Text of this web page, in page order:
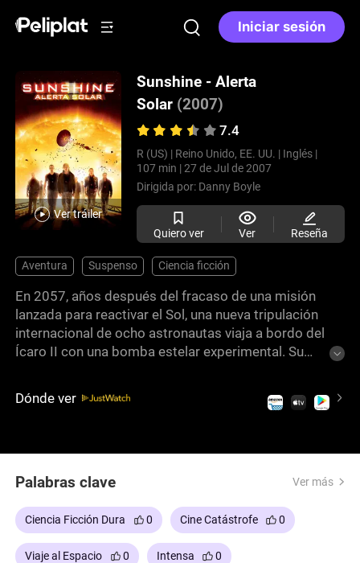
Iniciar sesión
Ver tráiler
Sunshine - Alerta
Solar (2007)
7.4
R (US) | Reino Unido, EE. UU. | Inglés |
107 min | 27 de Jul de 2007
Dirigida por: Danny Boyle
Quiero ver Ver Reseña
Aventura Suspenso Ciencia ficción
En 2057, años después del fracaso de una misión
lanzada para reactivar el Sol, una nueva tripulación
internacional de ocho astronautas viaja a bordo del
Ícaro II con una bomba estelar experimental. Su
Dónde ver
Palabras clave Ver más
Ciencia Ficción Dura 0 Cine Catástrofe 0
Viaje al Espacio 0 Intensa 0